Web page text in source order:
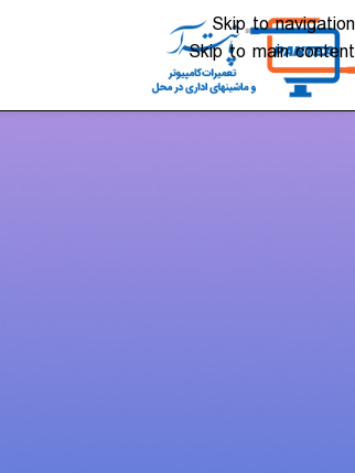
Skip to navigation
Skip to main content